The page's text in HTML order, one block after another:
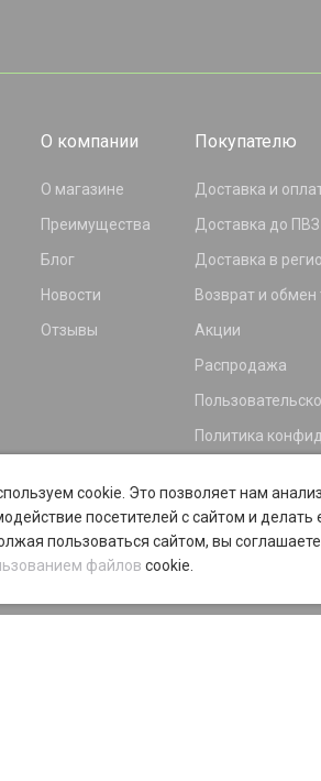
О компании
О магазине
Преимущества
Блог
Новости
Отзывы
Покупателю
Доставка и
Доставка до ПВЗ
Доставка в
Возврат и обмен
Акции
Распродажа
Политика
Программа
cookie. Это позволяет нам
посетителей с сайтом и делать
пользоваться сайтом, вы
файлов cookie.